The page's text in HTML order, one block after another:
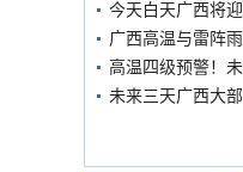
今天白天广西将
广西高温与雷阵
高温四级预警！
未来三天广西大